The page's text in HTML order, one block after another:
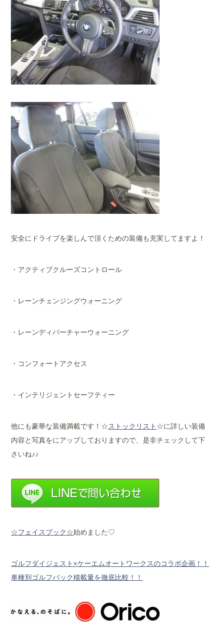
安全にドライブを楽しんで頂くための装備も充実してますよ！
・アクティブクルーズコントロール
・レーンチェンジングウォーニング
・レーンディパーチャーウォーニング
・コンフォートアクセス
・インテリジェントセーフティー
他にも豪華な装備満載です！☆ストックリスト ☆に詳しい装備
内容と写真をにアップしておりますので、是非チェックして下
さいね♪♪
☆フェイスブック☆始めました♡
ゴルフダイジェスト×ケーエムオートワークスのコラボ企画！！
車種別ゴルフバック積載量を徹底比較！！